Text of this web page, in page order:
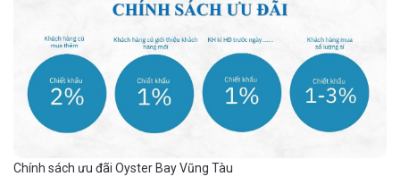
Chính sách ưu đãi Oyster Bay Vũng Tàu